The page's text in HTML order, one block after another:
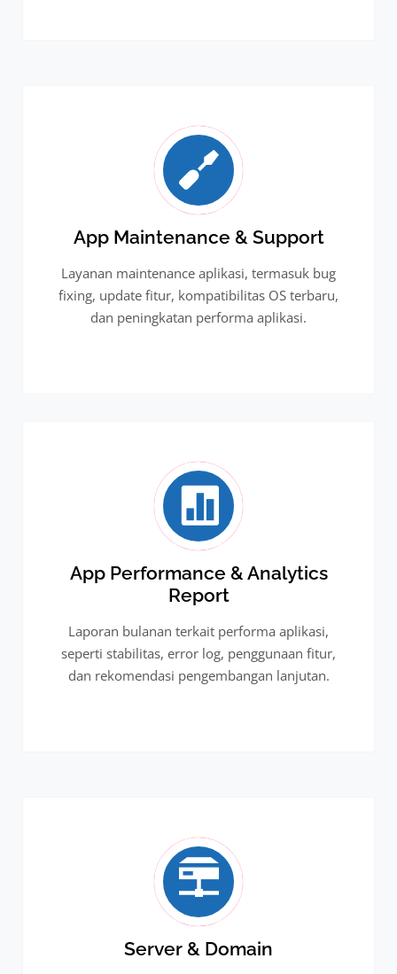
App Maintenance & Support
Layanan maintenance aplikasi, termasuk bug
fixing, update fitur, kompatibilitas OS terbaru,
dan peningkatan performa aplikasi.
App Performance & Analytics
Report
Laporan bulanan terkait performa aplikasi,
seperti stabilitas, error log, penggunaan fitur,
dan rekomendasi pengembangan lanjutan.
Server & Domain